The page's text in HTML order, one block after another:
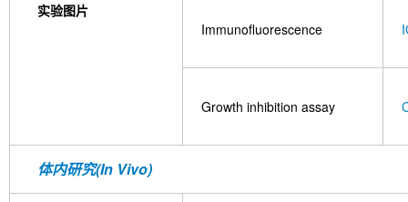
实验图片
Immunofluorescence
Growth inhibition assay
体内研究(In Vivo)